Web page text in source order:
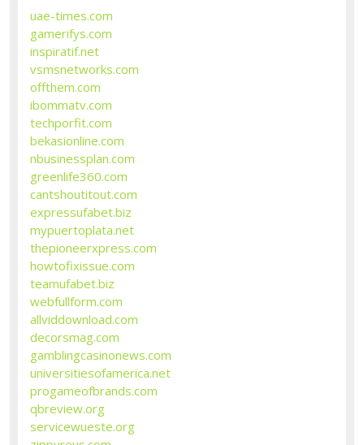
uae-times.com
gamerifys.com
inspiratif.net
vsmsnetworks.com
offthem.com
ibommatv.com
techporfit.com
bekasionline.com
nbusinessplan.com
greenlife360.com
cantshoutitout.com
expressufabet.biz
mypuertoplata.net
thepioneerxpress.com
howtofixissue.com
teamufabet.biz
webfullform.com
allviddownload.com
decorsmag.com
gamblingcasinonews.com
universitiesofamerica.net
progameofbrands.com
qbreview.org
servicewueste.org